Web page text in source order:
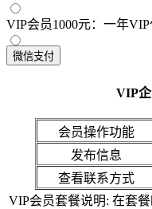
VIP会员1000元：一年
VIP
会员操作功能
发布信息
查看联系方式
VIP会员套餐说明: 在套